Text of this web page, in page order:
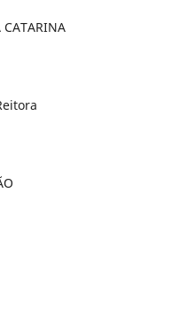
CATARINA